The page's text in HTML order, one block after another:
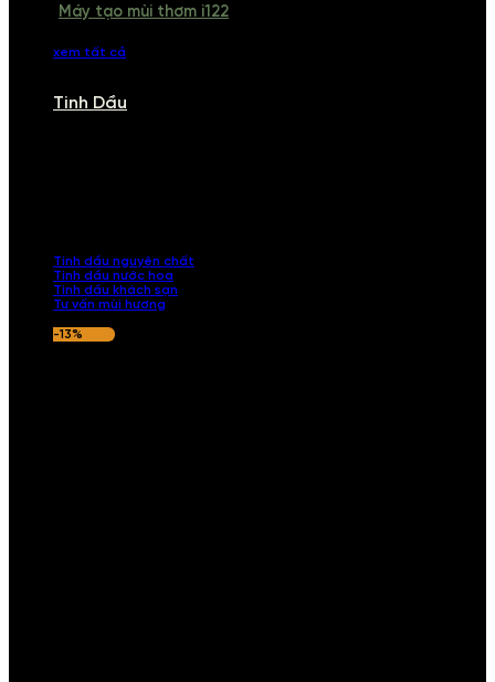
Máy tạo mùi thơm i122
xem tất cả
Tinh Dầu
Tinh dầu nguyên chất
Tinh dầu nước hoa
Tinh dầu khách sạn
Tư vấn mùi hương
-13%